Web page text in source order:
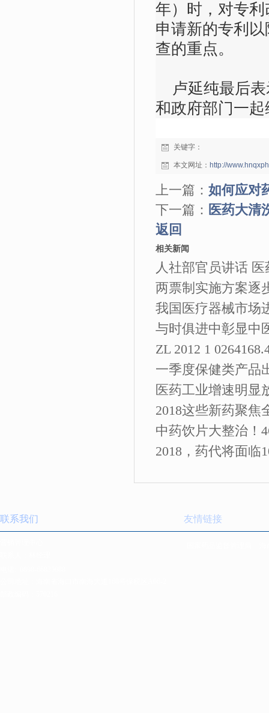
年）时，对专
申请新的专利
查的重点。
卢延纯最后表
和政府部门一起
关键字：
本文网址： http://
上一篇： 如何应对
下一篇： 医药大清
返回
相关新闻
人社部官员讲话
两票制实施方案逐
我国医疗器械市场
与时俱进中彰显中
ZL 2012 1
一季度保健类产品
医药工业增速明显
2018这些新药聚焦
中药饮片大整治！
2018，药代将面临
联系我们 友情链接